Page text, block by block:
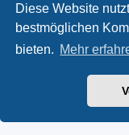
Diese Website
bestmöglichen
bieten. Mehr